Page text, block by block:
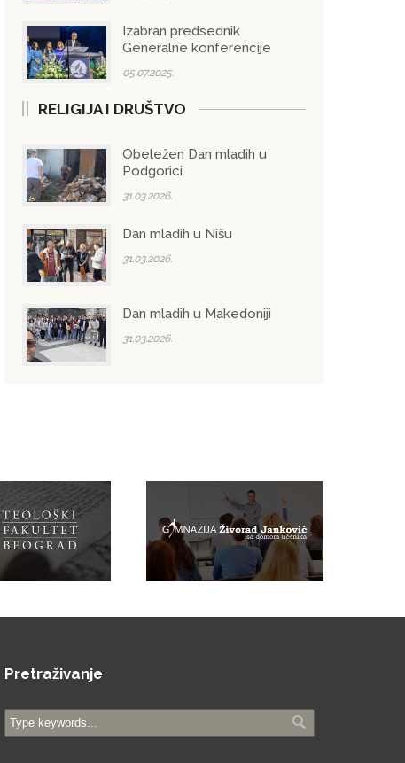
Izabran predsednik
Generalne konferencije
05.07.2025.
RELIGIJA I DRUŠTVO
Obeležen Dan mladih u
Podgorici
31.03.2026.
Dan mladih u Nišu
31.03.2026.
Dan mladih u Makedoniji
31.03.2026.
Pretraživanje